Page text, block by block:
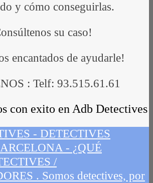
y cómo conseguirlas.
su caso!
encantados de ayudarle!
: Telf: 93.515.61.61
con exito en Adb Detectives
- DETECTIVES
- ¿QUÉ
/
. Somos detectives, por